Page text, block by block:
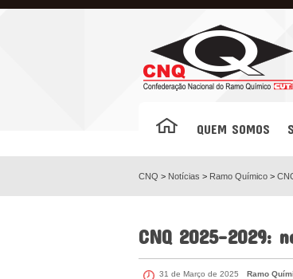
QUEM SOMOS
CNQ > Notícias > Ramo Químico >
CNQ 2025-2029:
31 de Março de 2025 Ramo